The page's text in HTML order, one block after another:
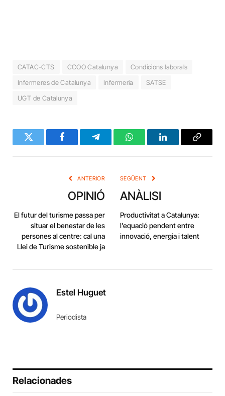
CATAC-CTS CCOO Catalunya
Condicions laborals
Infermeres de Catalunya
Infermeria
SATSE
UGT de Catalunya
Twitter FacebookTelegramWhatsAppLinkedInCopy
ANTERIOR
OPINIÓ
El futur del turisme passa per
situar el benestar de les
persones al centre: cal una
Llei de Turisme sostenible ja
SEGÜENT
ANÀLISI
Productivitat a Catalunya:
l’equació pendent entre
innovació, energia i talent
Estel Huguet
Periodista
Relacionades